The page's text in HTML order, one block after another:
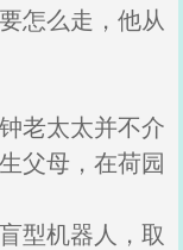
怎么走，他从
老太太并不介
父母，在荷园
型机器人，取